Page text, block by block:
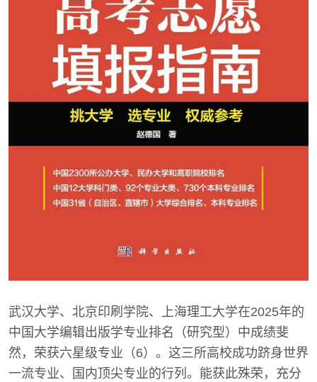
武汉大学、北京印刷学院、上海理工大学在2025年的
中国大学编辑出版学专业排名（研究型）中成绩斐
然，荣获六星级专业（6）。这三所高校成功跻身世界
一流专业、国内顶尖专业的行列。能获此殊荣，充分